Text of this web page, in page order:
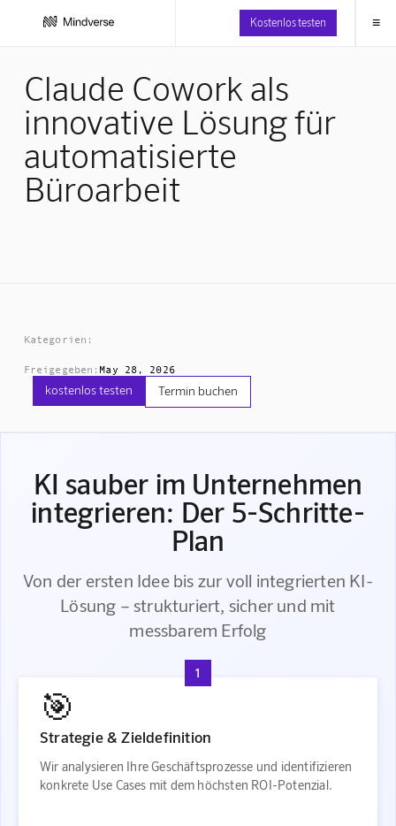
Kostenlos testen ≡
Claude Cowork als
innovative Lösung für
automatisierte
Büroarbeit
Kategorien:
Freigegeben: May 28, 2026
kostenlos testen Termin buchen
KI sauber im Unternehmen
integrieren: Der 5-Schritte-
Plan
Von der ersten Idee bis zur voll integrierten KI-
Lösung – strukturiert, sicher und mit
messbarem Erfolg
1
🎯
Strategie & Zieldefinition
Wir analysieren Ihre Geschäftsprozesse und identifizieren
konkrete Use Cases mit dem höchsten ROI-Potenzial.